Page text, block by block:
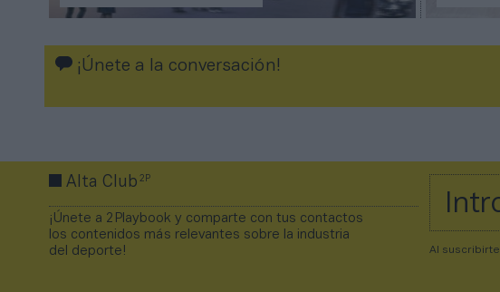
¡Únete a la conversación!
Alta Club2P
¡Únete a 2Playbook y comparte con tus contactos
los contenidos más relevantes sobre la industria
del deporte!
Al